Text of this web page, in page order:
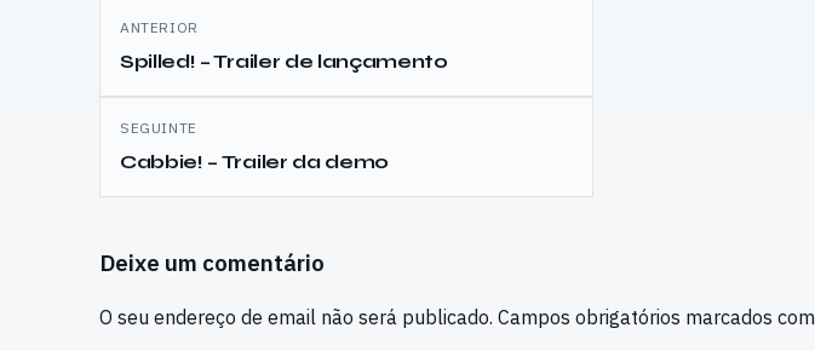
Navegação
de
artigos
ANTERIOR
Spilled! – Trailer de lançamento
SEGUINTE
Cabbie! – Trailer da demo
Deixe um comentário
O seu endereço de email não será publicado. Campos obrigatórios marcados com